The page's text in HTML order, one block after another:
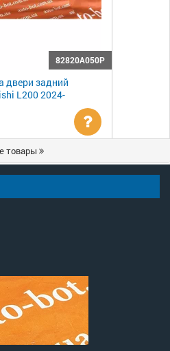
82820A050P
двери задний
L200 2024-
Уточнить
цену
товары